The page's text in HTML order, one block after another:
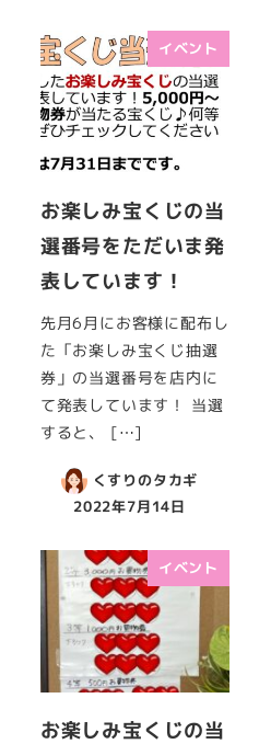
イベント
お楽しみ宝くじの当
選番号をただいま発
表しています！
先月6月にお客様に配布し
た「お楽しみ宝くじ抽選
券」の当選番号を店内に
て発表しています！ 当選
すると、 […]
くすりのタカギ
2022年7月14日
イベント
お楽しみ宝くじの当